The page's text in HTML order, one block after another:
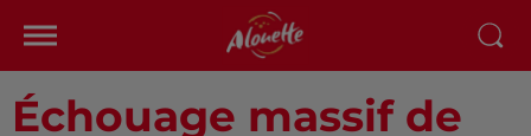
Échouage massif de